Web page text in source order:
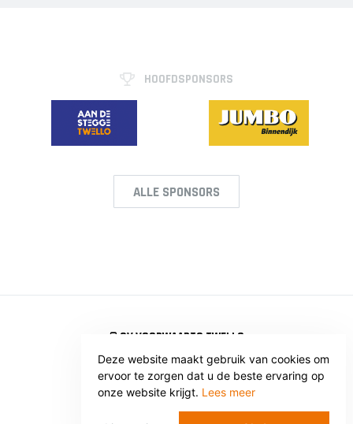
Deze website maakt gebruik van cookies om
ervoor te zorgen dat u de beste ervaring op
onze website krijgt. Lees meer
HOOFDSPONSORS
ALLE SPONSORS
© SV VOORWAARTS TWELLO
Privacy
Voorwaarden
WEBSITE: WEBBA BV